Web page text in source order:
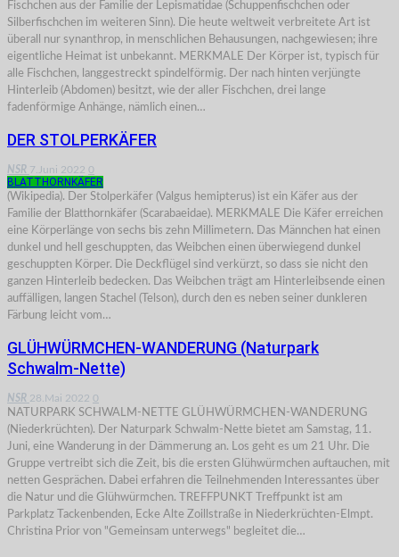
Fischchen aus der Familie der Lepismatidae (Schuppenfischchen oder
Silberfischchen im weiteren Sinn). Die heute weltweit verbreitete Art ist
überall nur synanthrop, in menschlichen Behausungen, nachgewiesen; ihre
eigentliche Heimat ist unbekannt. MERKMALE Der Körper ist, typisch für
alle Fischchen, langgestreckt spindelförmig. Der nach hinten verjüngte
Hinterleib (Abdomen) besitzt, wie der aller Fischchen, drei lange
fadenförmige Anhänge, nämlich einen…
DER STOLPERKÄFER
NSR 7.Juni 2022 0
BLATTHORNKÄFER
(Wikipedia). Der Stolperkäfer (Valgus hemipterus) ist ein Käfer aus der
Familie der Blatthornkäfer (Scarabaeidae). MERKMALE Die Käfer erreichen
eine Körperlänge von sechs bis zehn Millimetern. Das Männchen hat einen
dunkel und hell geschuppten, das Weibchen einen überwiegend dunkel
geschuppten Körper. Die Deckflügel sind verkürzt, so dass sie nicht den
ganzen Hinterleib bedecken. Das Weibchen trägt am Hinterleibsende einen
auffälligen, langen Stachel (Telson), durch den es neben seiner dunkleren
Färbung leicht vom…
GLÜHWÜRMCHEN-WANDERUNG (Naturpark
Schwalm-Nette)
NSR 28.Mai 2022 0
NATURPARK SCHWALM-NETTE GLÜHWÜRMCHEN-WANDERUNG
(Niederkrüchten). Der Naturpark Schwalm-Nette bietet am Samstag, 11.
Juni, eine Wanderung in der Dämmerung an. Los geht es um 21 Uhr. Die
Gruppe vertreibt sich die Zeit, bis die ersten Glühwürmchen auftauchen, mit
netten Gesprächen. Dabei erfahren die Teilnehmenden Interessantes über
die Natur und die Glühwürmchen. TREFFPUNKT Treffpunkt ist am
Parkplatz Tackenbenden, Ecke Alte Zoillstraße in Niederkrüchten-Elmpt.
Christina Prior von "Gemeinsam unterwegs" begleitet die…